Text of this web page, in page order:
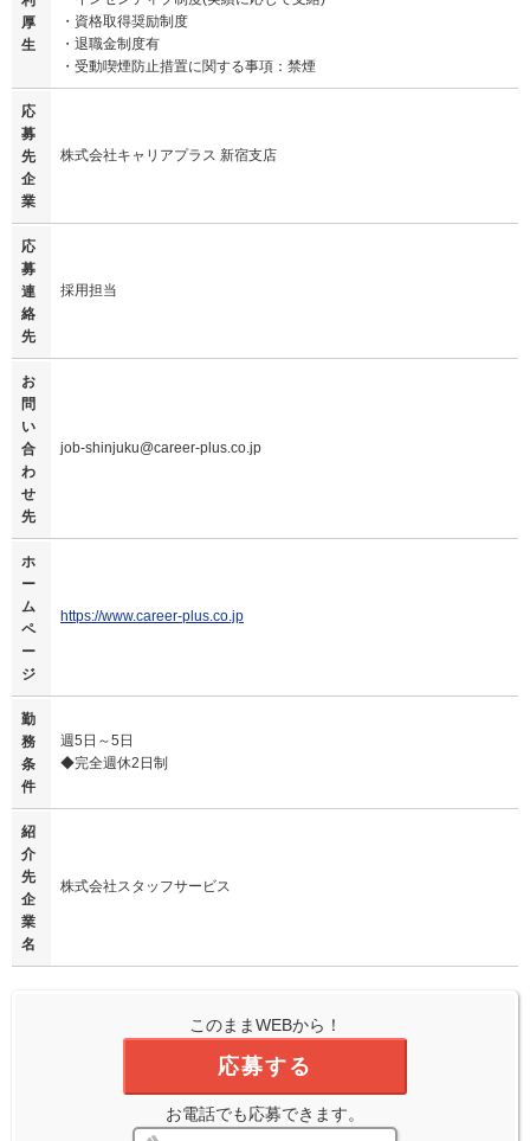
厚
生
・資格取得奨励制度
・退職金制度有
・受動喫煙防止措置に関する事項：禁煙
応
募
先
企
業
株式会社キャリアプラス 新宿支店
応
募
連
絡
先
採用担当
お
問
い
合
わ
せ
先
job-shinjuku@career-plus.co.jp
ホ
ー
ム
ペ
ー
ジ
https://www.career-plus.co.jp
勤
務
条
件
週5日～5日
◆完全週休2日制
紹
介
先
企
業
名
株式会社スタッフサービス
このままWEBから！
応募する
お電話でも応募できます。